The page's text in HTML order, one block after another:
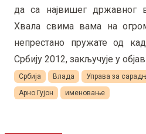
да са највишег државног
Хвала свима вама на
непрестано пружате од
Србију 2012, закључује у
Србија Влада
Управа за
Арно Гујон
именовање